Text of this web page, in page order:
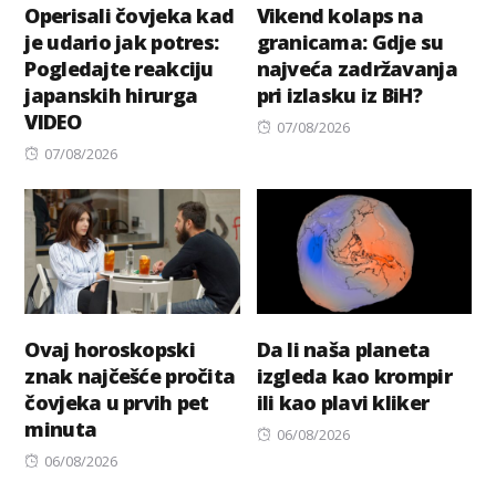
Operisali čovjeka kad
je udario jak potres:
Pogledajte reakciju
japanskih hirurga
VIDEO
Posted
07/08/2026
Vikend kolaps na
granicama: Gdje su
najveća zadržavanja
pri izlasku iz BiH?
Posted
07/08/2026
Ovaj horoskopski
znak najčešće pročita
čovjeka u prvih pet
minuta
Posted
06/08/2026
Da li naša planeta
izgleda kao krompir
ili kao plavi kliker
Posted
06/08/2026